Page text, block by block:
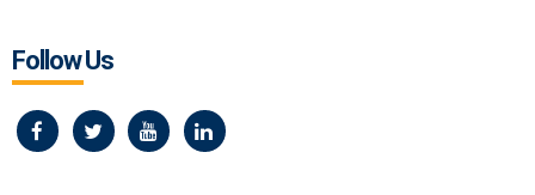
Follow Us